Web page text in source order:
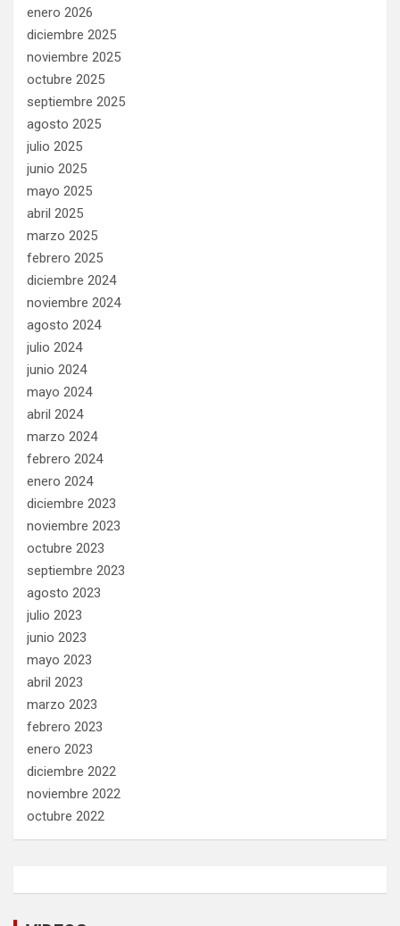
enero 2026
diciembre 2025
noviembre 2025
octubre 2025
septiembre 2025
agosto 2025
julio 2025
junio 2025
mayo 2025
abril 2025
marzo 2025
febrero 2025
diciembre 2024
noviembre 2024
agosto 2024
julio 2024
junio 2024
mayo 2024
abril 2024
marzo 2024
febrero 2024
enero 2024
diciembre 2023
noviembre 2023
octubre 2023
septiembre 2023
agosto 2023
julio 2023
junio 2023
mayo 2023
abril 2023
marzo 2023
febrero 2023
enero 2023
diciembre 2022
noviembre 2022
octubre 2022